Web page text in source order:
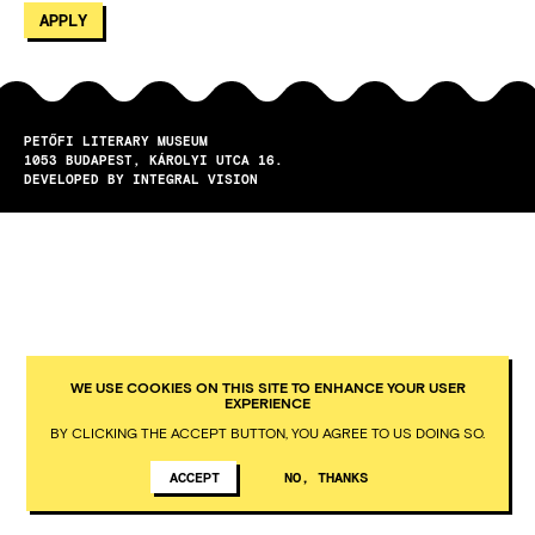
PETŐFI LITERARY MUSEUM
1053
BUDAPEST
KÁROLYI UTCA 16.
DEVELOPED BY INTEGRAL VISION
WE USE COOKIES ON THIS SITE TO ENHANCE YOUR USER
EXPERIENCE
BY CLICKING THE ACCEPT BUTTON, YOU AGREE TO US DOING SO.
ACCEPT NO, THANKS